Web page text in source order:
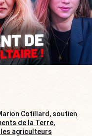
Cotillard, soutien
de la Terre,
agriculteurs